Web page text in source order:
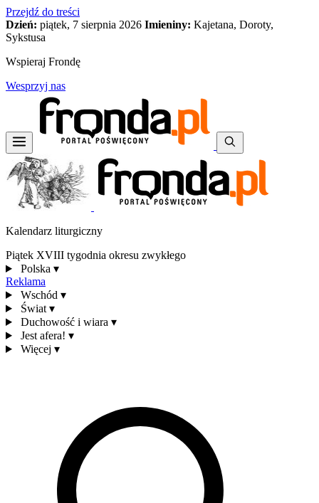
Przejdź do treści
Dzień: piątek, 7 sierpnia 2026 Imieniny: Kajetana, Doroty,
Sykstusa
Wspieraj Frondę
Wesprzyj nas
Kalendarz liturgiczny
Piątek XVIII tygodnia okresu zwykłego
Polska ▾
Reklama
Wschód ▾
Świat ▾
Duchowość i wiara ▾
Jest afera! ▾
Więcej ▾